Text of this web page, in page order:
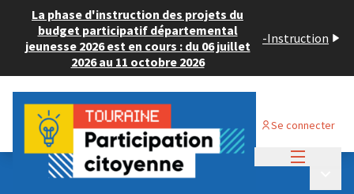
La phase d'instruction des projets du
budget participatif départemental
jeunesse 2026 est en cours : du 06 juillet
2026 au 11 octobre 2026
-Instruction
Se connecter
Budget Participatif ADULTE 2024
💡 Déposer un projet